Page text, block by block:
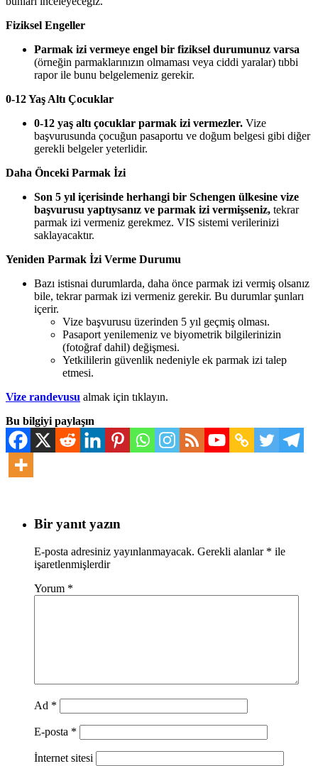
Fiziksel Engeller
Parmak izi vermeye engel bir fiziksel durumunuz varsa
(örneğin parmaklarınızın olmaması veya ciddi yaralar) tıbbi
rapor ile bunu belgelemeniz gerekir.
0-12 Yaş Altı Çocuklar
0-12 yaş altı çocuklar parmak izi vermezler. Vize
başvurusunda çocuğun pasaportu ve doğum belgesi gibi diğer
gerekli belgeler yeterlidir.
Daha Önceki Parmak İzi
Son 5 yıl içerisinde herhangi bir Schengen ülkesine vize
başvurusu yaptıysanız ve parmak izi vermişseniz, tekrar
parmak izi vermeniz gerekmez. VIS sistemi verilerinizi
saklayacaktır.
Yeniden Parmak İzi Verme Durumu
Bazı istisnai durumlarda, daha önce parmak izi vermiş olsanız
bile, tekrar parmak izi vermeniz gerekir. Bu durumlar şunları
içerir.
Vize başvurusu üzerinden 5 yıl geçmiş olması.
Pasaport yenilemeniz ve biyometrik bilgilerinizin
(fotoğraf dahil) değişmesi.
Yetkililerin güvenlik nedeniyle ek parmak izi talep
etmesi.
Vize randevusu almak için tıklayın.
Bu bilgiyi paylaşın
Bir yanıt yazın
E-posta adresiniz yayınlanmayacak. Gerekli alanlar * ile
işaretlenmişlerdir
Yorum *
Ad *
E-posta *
İnternet sitesi